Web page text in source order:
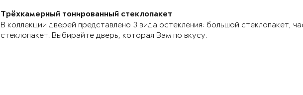
Трёхкамерный тонированный стеклопакет
В коллекции дверей представлено 3 вида остекления: большой стеклопакет,
стеклопакет. Выбирайте дверь, которая Вам по вкусу.